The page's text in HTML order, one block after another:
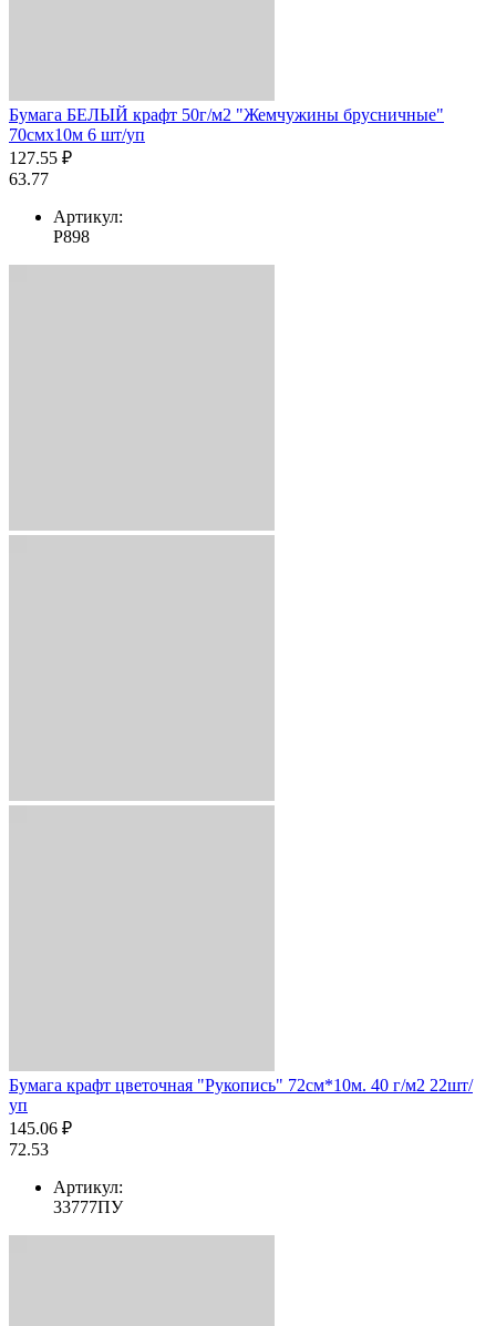
Бумага БЕЛЫЙ крафт 50г/м2 "Жемчужины брусничные"
70смх10м 6 шт/уп
127.55 ₽
63.77
Артикул:
Р898
Бумага крафт цветочная "Рукопись" 72см*10м. 40 г/м2 22шт/
уп
145.06 ₽
72.53
Артикул:
33777ПУ